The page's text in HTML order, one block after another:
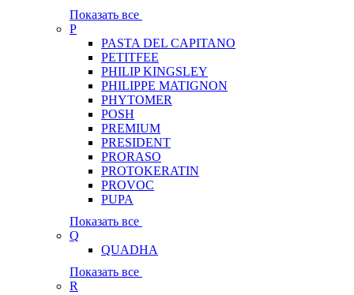
Показать все
P
PASTA DEL CAPITANO
PETITFEE
PHILIP KINGSLEY
PHILIPPE MATIGNON
PHYTOMER
POSH
PREMIUM
PRESIDENT
PRORASO
PROTOKERATIN
PROVOC
PUPA
Показать все
Q
QUADHA
Показать все
R